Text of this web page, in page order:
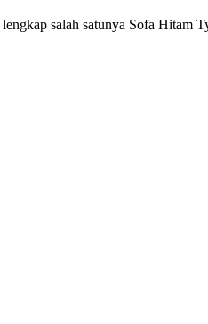
salah satunya Sofa